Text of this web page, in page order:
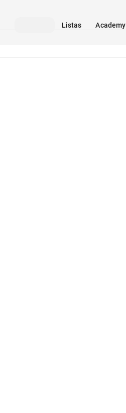
Listas Academy